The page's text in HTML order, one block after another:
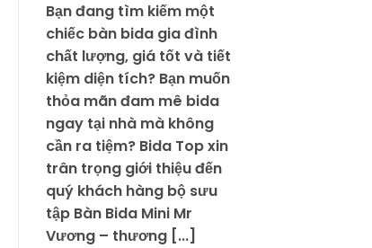
Bạn đang tìm kiếm một
chiếc bàn bida gia đình
chất lượng, giá tốt và tiết
kiệm diện tích? Bạn muốn
thỏa mãn đam mê bida
ngay tại nhà mà không
cần ra tiệm? Bida Top xin
trân trọng giới thiệu đến
quý khách hàng bộ sưu
tập Bàn Bida Mini Mr
Vương – thương [...]